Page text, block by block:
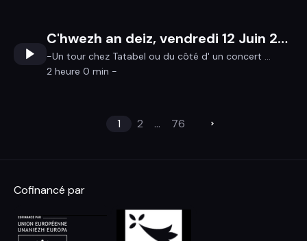
C'hwezh an deiz, vendredi 12 Juin 2026
-Un tour chez Tatabel ou du côté d' un concert ...
2 heure 0 min -
1 2 ... 76
Cofinancé par